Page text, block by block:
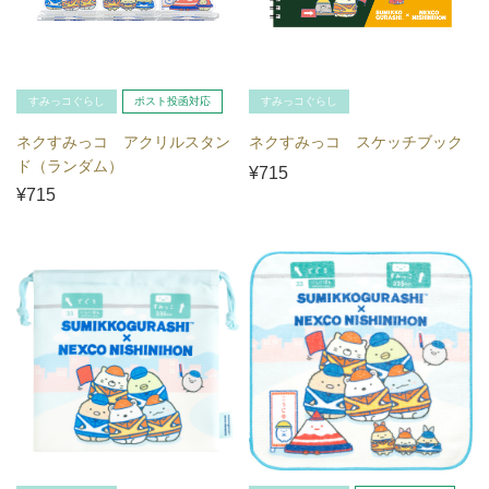
すみっコぐらし ポスト投函対応
ネクすみっコ アクリルスタン
ド（ランダム）
¥715
すみっコぐらし
ネクすみっコ スケッチブック
¥715